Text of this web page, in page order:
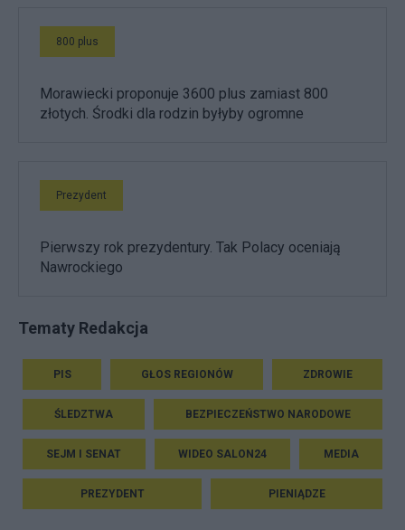
800 plus
Morawiecki proponuje 3600 plus zamiast 800
złotych. Środki dla rodzin byłyby ogromne
Prezydent
Pierwszy rok prezydentury. Tak Polacy oceniają
Nawrockiego
Tematy Redakcja
PIS GŁOS REGIONÓW ZDROWIE
ŚLEDZTWA BEZPIECZEŃSTWO NARODOWE
SEJM I SENAT WIDEO SALON24 MEDIA
PREZYDENT PIENIĄDZE